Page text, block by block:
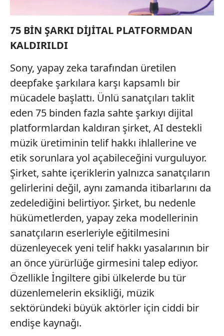
75 BİN ŞARKI DİJİTAL PLATFORMDAN
KALDIRILDI
Sony, yapay zeka tarafından üretilen
deepfake şarkılara karşı kapsamlı bir
mücadele başlattı. Ünlü sanatçıları taklit
eden 75 binden fazla sahte şarkıyı dijital
platformlardan kaldıran şirket, AI destekli
müzik üretiminin telif hakkı ihlallerine ve
etik sorunlara yol açabileceğini vurguluyor.
Şirket, sahte içeriklerin yalnızca sanatçıların
gelirlerini değil, aynı zamanda itibarlarını da
zedelediğini belirtiyor. Şirket, bu nedenle
hükümetlerden, yapay zeka modellerinin
sanatçıların eserleriyle eğitilmesini
düzenleyecek yeni telif hakkı yasalarının bir
an önce yürürlüğe girmesini talep ediyor.
Özellikle İngiltere gibi ülkelerde bu tür
düzenlemelerin eksikliği, müzik
sektöründeki büyük aktörler için ciddi bir
endişe kaynağı.